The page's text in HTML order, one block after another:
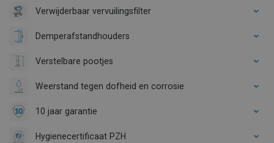
Verwijderbaar vervuilingsfilter
Demperafstandhouders
Verstelbare pootjes
Weerstand tegen dofheid en corrosie
10 jaar garantie
Hygienecertificaat PZH